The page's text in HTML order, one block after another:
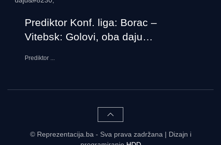
Prediktor Konf. liga: Borac –
Vitebsk: Golovi, oba daju…
Prediktor ...
© Reprezentacija.ba - Sva prava zadržana | Dizajn i